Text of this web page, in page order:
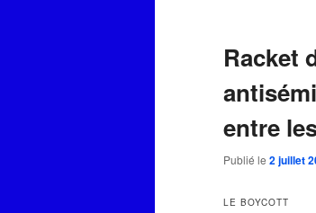
Racket
entre
Publié le 2 juillet
LE BOYCOTT